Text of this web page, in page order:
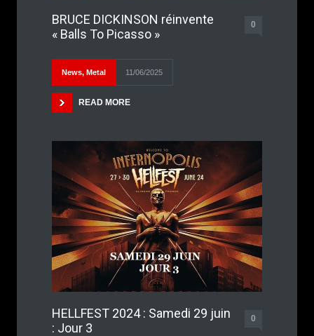
BRUCE DICKINSON réinvente
« Balls To Picasso »
0
News, Metal 11/06/2025
READ MORE
HELLFEST 2024 : Samedi 29 juin
: Jour 3
0